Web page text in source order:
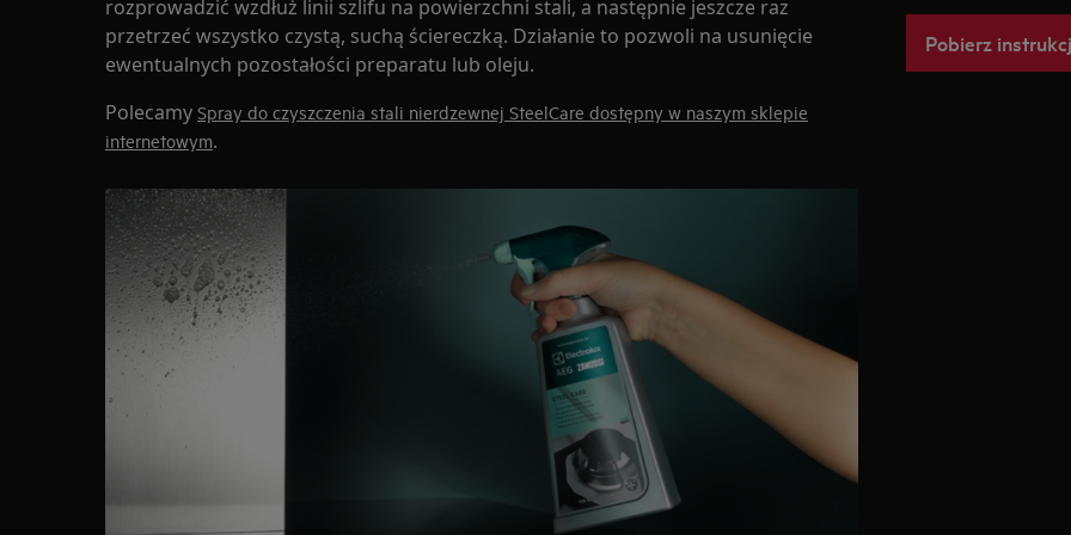
rozprowadzić wzdłuż linii szlifu na powierzchni stali, a następnie jeszcze raz
przetrzeć wszystko czystą, suchą ściereczką. Działanie to pozwoli na usunięcie
ewentualnych pozostałości preparatu lub oleju.
Polecamy Spray do czyszczenia stali nierdzewnej SteelCare dostępny w naszym sklepie
internetowym.
Pobierz